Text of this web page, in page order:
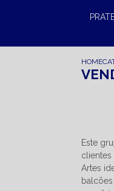
HOME
Este
Artes